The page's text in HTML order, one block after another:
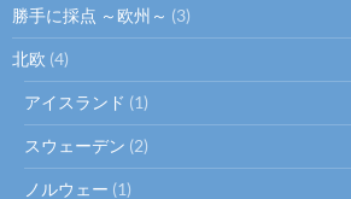
勝手に採点 ～欧州～ (3)
北欧 (4)
アイスランド (1)
スウェーデン (2)
ノルウェー (1)